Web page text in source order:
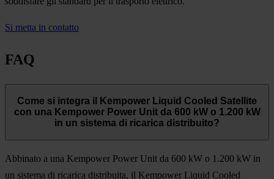
Si metta in contatto
FAQ
Come si integra il Kempower Liquid Cooled Satellite
con una Kempower Power Unit da 600 kW o 1.200 kW
in un sistema di ricarica distribuito?
Abbinato a una Kempower Power Unit da 600 kW o 1.200 kW in
un sistema di ricarica distribuita, il Kempower Liquid Cooled